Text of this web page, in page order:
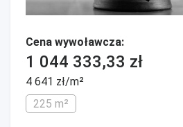
Cena wywoławcza:
1 044 333,33 zł
4 641 zł/m²
225 m²